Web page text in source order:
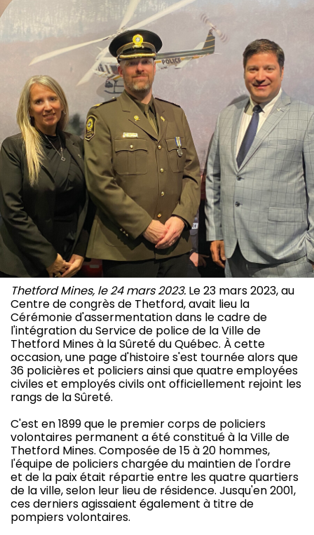
Thetford Mines, le 24 mars 2023. Le 23 mars 2023, au
Centre de congrès de Thetford, avait lieu la
Cérémonie d'assermentation dans le cadre de
l'intégration du Service de police de la Ville de
Thetford Mines à la Sûreté du Québec. À cette
occasion, une page d'histoire s'est tournée alors que
36 policières et policiers ainsi que quatre employées
civiles et employés civils ont officiellement rejoint les
rangs de la Sûreté.
C'est en 1899 que le premier corps de policiers
volontaires permanent a été constitué à la Ville de
Thetford Mines. Composée de 15 à 20 hommes,
l'équipe de policiers chargée du maintien de l'ordre
et de la paix était répartie entre les quatre quartiers
de la ville, selon leur lieu de résidence. Jusqu'en 2001,
ces derniers agissaient également à titre de
pompiers volontaires.